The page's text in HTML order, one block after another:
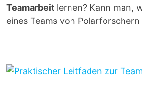
Teamarbeit lernen? Kann man,
eines Teams von